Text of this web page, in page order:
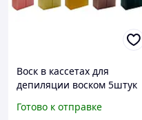
Воск в кассетах для
депиляции воском 5штук
кассетный 150 г
Готово к отправке